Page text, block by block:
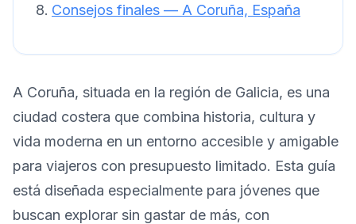
Consejos finales — A Coruña, España
A Coruña, situada en la región de Galicia, es una
ciudad costera que combina historia, cultura y
vida moderna en un entorno accesible y amigable
para viajeros con presupuesto limitado. Esta guía
está diseñada especialmente para jóvenes que
buscan explorar sin gastar de más, con